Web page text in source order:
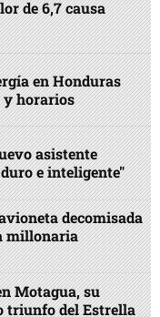
de 6,7 causa
en Honduras
y horarios
asistente
e inteligente"
decomisada
millonaria
Motagua, su
triunfo del Estrella